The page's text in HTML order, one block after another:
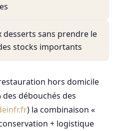
desserts sans prendre le
stocks importants
hors domicile
débouchés des
) la combinaison «
+ logistique